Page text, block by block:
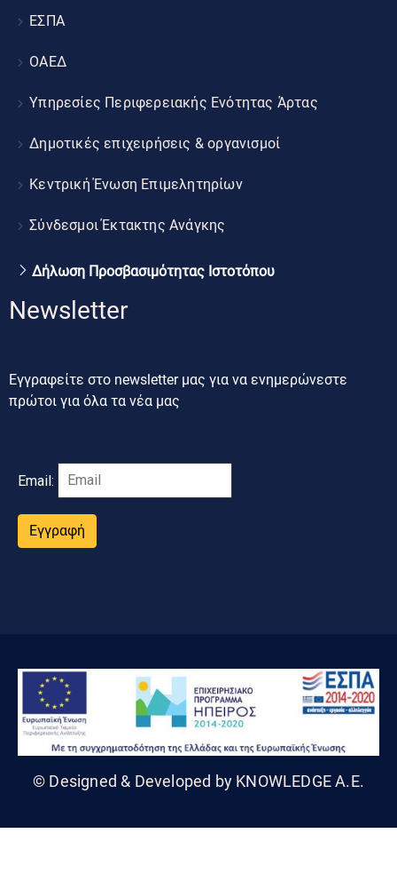
ΕΣΠΑ
ΟΑΕΔ
Υπηρεσίες Περιφερειακής Ενότητας Άρτας
Δημοτικές επιχειρήσεις & οργανισμοί
Κεντρική Ένωση Επιμελητηρίων
Σύνδεσμοι Έκτακτης Ανάγκης
Δήλωση Προσβασιμότητας Ιστοτόπου
Newsletter
Εγγραφείτε στο newsletter μας για να ενημερώνεστε
πρώτοι για όλα τα νέα μας
Email:
Εγγραφή
© Designed & Developed by KNOWLEDGE A.E.